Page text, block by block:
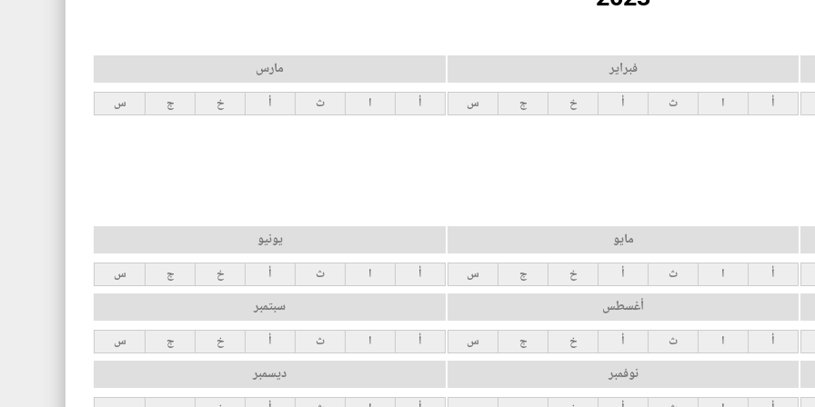
فبراير
أ ا ث أ خ ج س
مارس
أ ا ث أ خ ج س
مايو
أ ا ث أ خ ج س
يونيو
أ ا ث أ خ ج س
أغسطس
أ ا ث أ خ ج س
سبتمبر
أ ا ث أ خ ج س
نوفمبر ديسمبر